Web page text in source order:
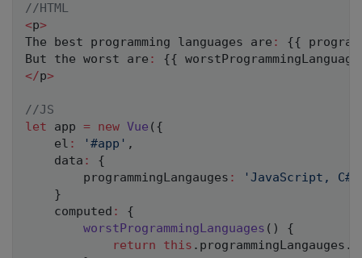
//HTML
<p>
The best programming languages are : {{
But the worst are : {{
</p>
//JS
let app = new Vue ( {
    el
: '#app' ,
    data
:
{
        programmingLangauges
:
'JavaScript, C#,
}
    computed
:
{
worstProgrammingLanguages ( )
{
return
this . programmingLangauges .